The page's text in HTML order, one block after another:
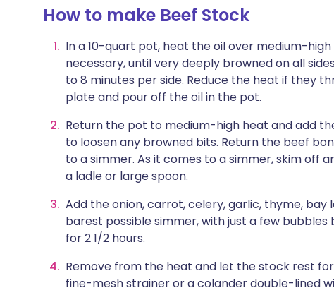
How to make Beef Stock
In a 10-quart pot, heat the oil over medium-
necessary, until very deeply browned on all
to 8 minutes per side. Reduce the heat if they
plate and pour off the oil in the pot.
Return the pot to medium-high heat and add
to loosen any browned bits. Return the beef
to a simmer. As it comes to a simmer, skim off
a ladle or large spoon.
Add the onion, carrot, celery, garlic, thyme, bay
barest possible simmer, with just a few
for 2 1/2 hours.
Remove from the heat and let the stock rest
fine-mesh strainer or a colander double-lined